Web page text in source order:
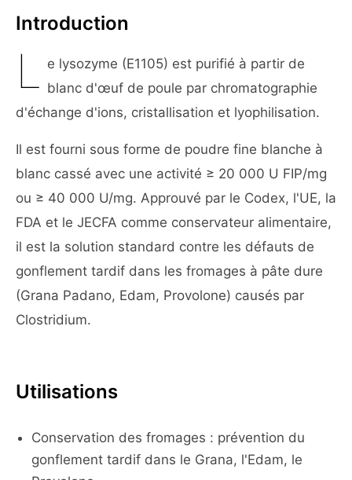
Introduction
L e lysozyme (E1105) est purifié à partir de
blanc d'œuf de poule par chromatographie
d'échange d'ions, cristallisation et lyophilisation.
Il est fourni sous forme de poudre fine blanche à
blanc cassé avec une activité ≥ 20 000 U FIP/mg
ou ≥ 40 000 U/mg. Approuvé par le Codex, l'UE, la
FDA et le JECFA comme conservateur alimentaire,
il est la solution standard contre les défauts de
gonflement tardif dans les fromages à pâte dure
(Grana Padano, Edam, Provolone) causés par
Clostridium.
Utilisations
Conservation des fromages : prévention du
gonflement tardif dans le Grana, l'Edam, le